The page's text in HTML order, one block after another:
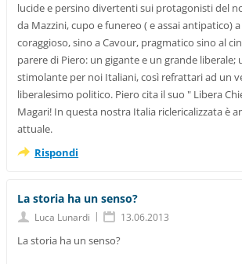
lucide e persino divertenti sui protagonisti del
da Mazzini, cupo e funereo ( e assai antipatico)
coraggioso, sino a Cavour, pragmatico sino al
parere di Piero: un gigante e un grande liberale;
stimolante per noi Italiani, così refrattari ad un
liberalesimo politico. Piero cita il suo " Libera
Magari! In questa nostra Italia riclericalizzata è
attuale.
Rispondi
La storia ha un senso?
Luca Lunardi | 13.06.2013
La storia ha un senso?